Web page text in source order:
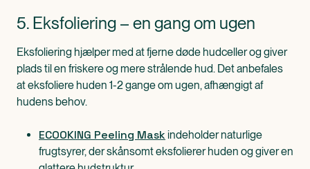
5. Eksfoliering – en gang om ugen
Eksfoliering hjælper med at fjerne døde hudceller og giver
plads til en friskere og mere strålende hud. Det anbefales
at eksfoliere huden 1-2 gange om ugen, afhængigt af
hudens behov.
ECOOKING Peeling Mask indeholder naturlige
frugtsyrer, der skånsomt eksfolierer huden og giver en